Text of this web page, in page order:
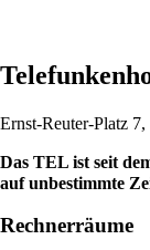
Ernst-Reuter-Platz
Das TEL ist seit
auf unbestimmte
Rechnerräume